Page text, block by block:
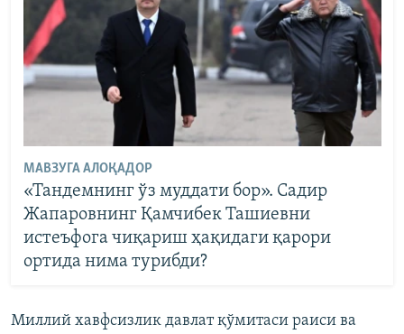
МАВЗУГА АЛОҚАДОР
«Тандемнинг ўз муддати бор». Садир
Жапаровнинг Қамчибек Ташиевни
истеъфога чиқариш ҳақидаги қарори
ортида нима турибди?
Миллий хавфсизлик давлат қўмитаси раиси ва